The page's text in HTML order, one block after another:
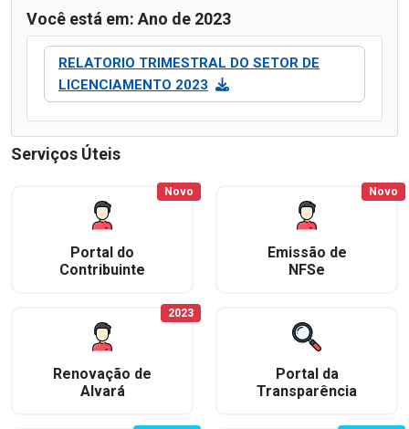
Você está em: Ano de 2023
RELATORIO TRIMESTRAL DO SETOR DE
LICENCIAMENTO 2023
Serviços Úteis
Portal do
Contribuinte
Novo
Emissão de
NFSe
Novo
Renovação de
Alvará
2023
Portal da
Transparência